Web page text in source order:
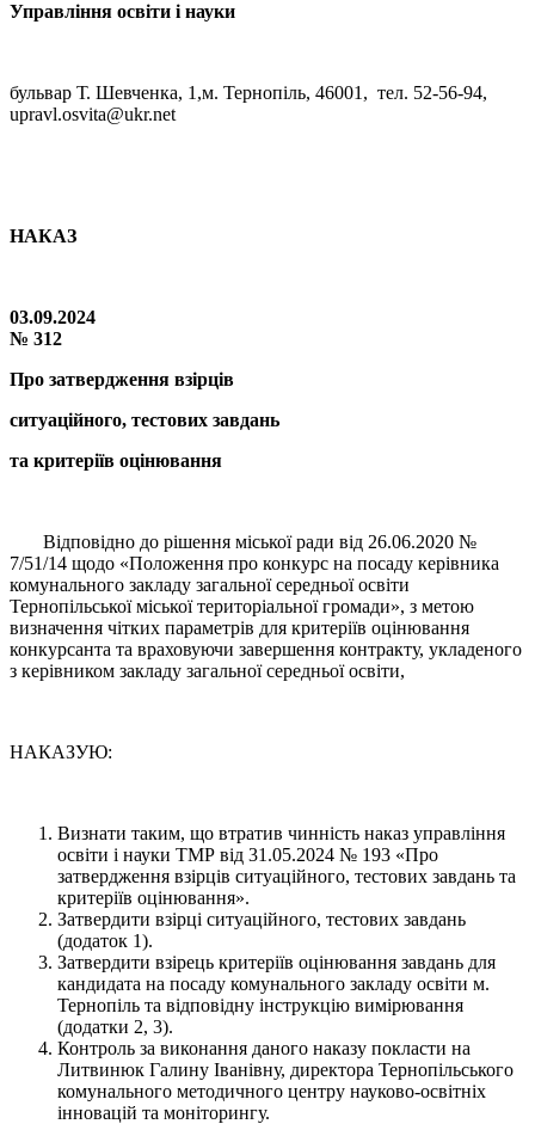
Управління освіти і науки
бульвар Т. Шевченка, 1,м. Тернопіль, 46001, тел. 52-56-94,
upravl.osvita@ukr.net
НАКАЗ
03.09.2024
№ 312
Про затвердження взірців
ситуаційного, тестових завдань
та критеріїв оцінювання
Відповідно до рішення міської ради від 26.06.2020 №
7/51/14 щодо «Положення про конкурс на посаду керівника
комунального закладу загальної середньої освіти
Тернопільської міської територіальної громади», з метою
визначення чітких параметрів для критеріїв оцінювання
конкурсанта та враховуючи завершення контракту, укладеного
з керівником закладу загальної середньої освіти,
НАКАЗУЮ:
Визнати таким, що втратив чинність наказ управління
освіти і науки ТМР від 31.05.2024 № 193 «Про
затвердження взірців ситуаційного, тестових завдань та
критеріїв оцінювання».
Затвердити взірці ситуаційного, тестових завдань
(додаток 1).
Затвердити взірець критеріїв оцінювання завдань для
кандидата на посаду комунального закладу освіти м.
Тернопіль та відповідну інструкцію вимірювання
(додатки 2, 3).
Контроль за виконання даного наказу покласти на
Литвинюк Галину Іванівну, директора Тернопільського
комунального методичного центру науково-освітніх
інновацій та моніторингу.